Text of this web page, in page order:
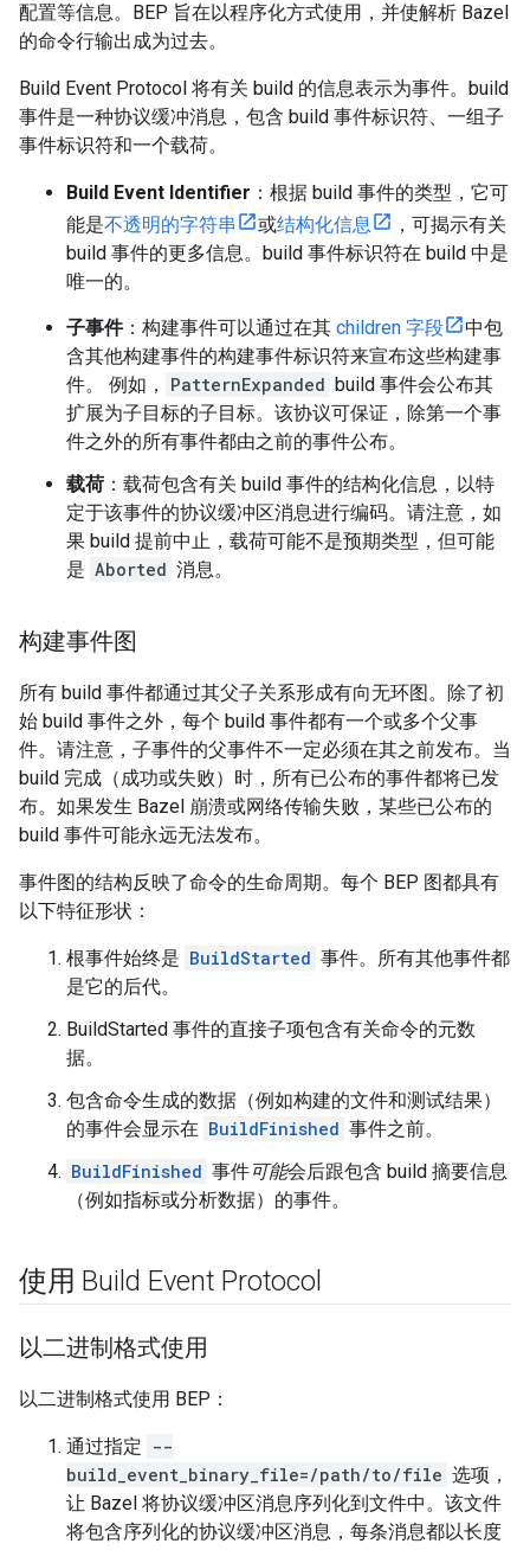
配置等信息。BEP 旨在以程序化方式使用，并使解析 Bazel
的命令行输出成为过去。
Build Event Protocol 将有关 build 的信息表示为事件。build
事件是一种协议缓冲消息，包含 build 事件标识符、一组子
事件标识符和一个载荷。
Build Event Identifier ：根据 build 事件的类型，它可
能是不透明的字符串 或结构化信息
，可揭示有关
build 事件的更多信息。build 事件标识符在 build 中是
唯一的。
子事件：构建事件可以通过在其 children 字段
中包
含其他构建事件的构建事件标识符来宣布这些构建事
件。 例如，
PatternExpanded build 事件会公布其
扩展为子目标的子目标。该协议可保证，除第一个事
件之外的所有事件都由之前的事件公布。
载荷 ：载荷包含有关 build 事件的结构化信息，以特
定于该事件的协议缓冲区消息进行编码。请注意，如
果 build 提前中止，载荷可能不是预期类型，但可能
是 Aborted 消息。
构建事件图
所有 build 事件都通过其父子关系形成有向无环图。除了初
始 build 事件之外，每个 build 事件都有一个或多个父事
件。请注意，子事件的父事件不一定必须在其之前发布。当
build 完成（成功或失败）时，所有已公布的事件都将已发
布。如果发生 Bazel 崩溃或网络传输失败，某些已公布的
build 事件可能永远无法发布。
事件图的结构反映了命令的生命周期。每个 BEP 图都具有
以下特征形状：
根事件始终是 BuildStarted 事件。所有其他事件都
是它的后代。
BuildStarted 事件的直接子项包含有关命令的元数
据。
包含命令生成的数据（例如构建的文件和测试结果）
的事件会显示在 BuildFinished 事件之前。
BuildFinished 事件可能会后跟包含 build 摘要信息
（例如指标或分析数据）的事件。
使用 Build Event Protocol
以二进制格式使用
以二进制格式使用 BEP：
通过指定 --
build_event_binary_file=/path/to/file 选项，
让 Bazel 将协议缓冲区消息序列化到文件中。该文件
将包含序列化的协议缓冲区消息，每条消息都以长度